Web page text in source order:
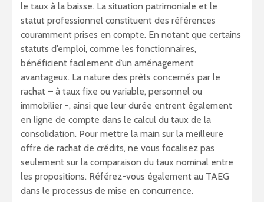
le taux à la baisse. La situation patrimoniale et le
statut professionnel constituent des références
couramment prises en compte. En notant que certains
statuts d’emploi, comme les fonctionnaires,
bénéficient facilement d’un aménagement
avantageux. La nature des prêts concernés par le
rachat – à taux fixe ou variable, personnel ou
immobilier -, ainsi que leur durée entrent également
en ligne de compte dans le calcul du taux de la
consolidation. Pour mettre la main sur la meilleure
offre de rachat de crédits, ne vous focalisez pas
seulement sur la comparaison du taux nominal entre
les propositions. Référez-vous également au TAEG
dans le processus de mise en concurrence.